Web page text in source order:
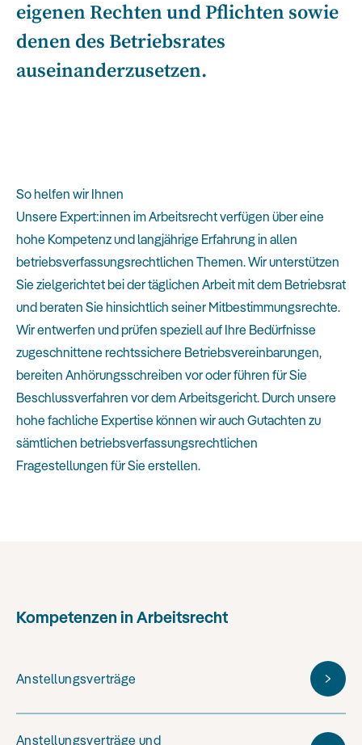
eigenen Rechten und Pflichten sowie
denen des Betriebsrates
auseinanderzusetzen.
So helfen wir Ihnen
Unsere Expert:innen im Arbeitsrecht verfügen über eine
hohe Kompetenz und langjährige Erfahrung in allen
betriebsverfassungsrechtlichen Themen. Wir unterstützen
Sie zielgerichtet bei der täglichen Arbeit mit dem Betriebsrat
und beraten Sie hinsichtlich seiner Mitbestimmungsrechte.
Wir entwerfen und prüfen speziell auf Ihre Bedürfnisse
zugeschnittene rechtssichere Betriebsvereinbarungen,
bereiten Anhörungsschreiben vor oder führen für Sie
Beschlussverfahren vor dem Arbeitsgericht. Durch unsere
hohe fachliche Expertise können wir auch Gutachten zu
sämtlichen betriebsverfassungsrechtlichen
Fragestellungen für Sie erstellen.
Kompetenzen in Arbeitsrecht
Anstellungsverträge
Anstellungsverträge und